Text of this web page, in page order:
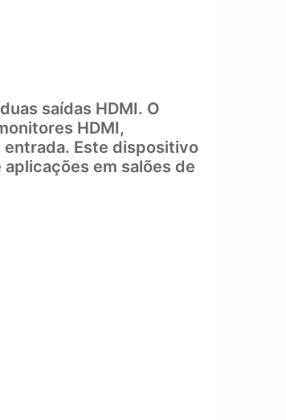
saídas HDMI. O
HDMI,
entrada. Este dispositivo
em salões de